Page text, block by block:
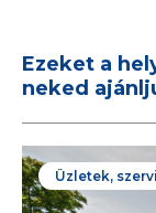
Ezeket a
neked
Üzletek,